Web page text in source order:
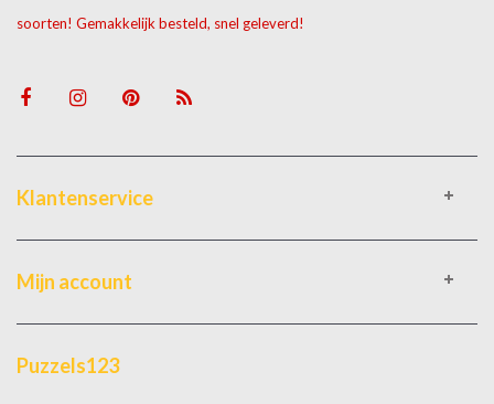
soorten! Gemakkelijk besteld, snel geleverd!
Klantenservice
Mijn account
Puzzels123